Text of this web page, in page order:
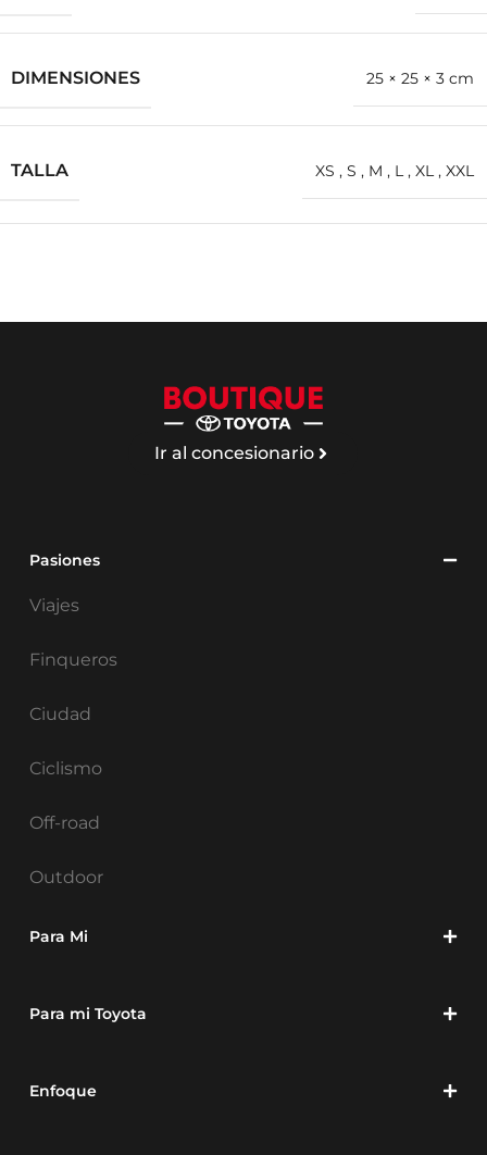
DIMENSIONES 25 × 25 × 3 cm
TALLA XS , S , M , L , XL , XXL
Ir al concesionario
Pasiones
Viajes
Finqueros
Ciudad
Ciclismo
Off-road
Outdoor
Para Mi
Para mi Toyota
Enfoque